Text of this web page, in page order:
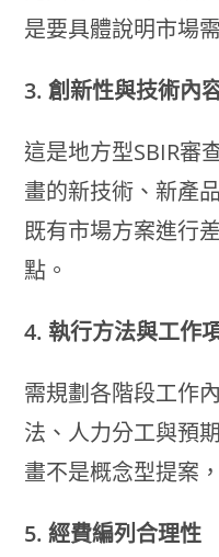
是要具體說明市場
3. 創新性與技術內
這是地方型SBIR審
畫的新技術、新產
既有市場方案進行
點。
4. 執行方法與工作
需規劃各階段工作
法、人力分工與預
畫不是概念型提案
5. 經費編列合理性